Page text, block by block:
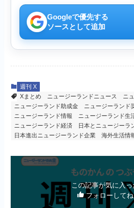
Googleで優先する
ソースとして追加
週刊 X
Xまとめ
ニュージーランドニュース
ニ
ニュージーランド助成金
ニュージーランド
ニュージーランド情報
ニュージーランド生
ニュージーランド経済
日本とニュージーラ
日本進出ニュージーランド企業
海外生活情
この記事が気に入
フォローして